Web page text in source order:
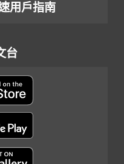
用戶指南
台